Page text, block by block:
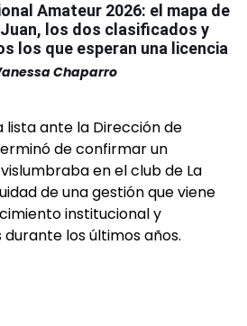
Amateur 2026: el mapa de
Juan, los dos clasificados y
los que esperan una licencia
Chaparro
lista ante la Dirección de
de confirmar un
en el club de La
de una gestión que viene
institucional y
los últimos años.